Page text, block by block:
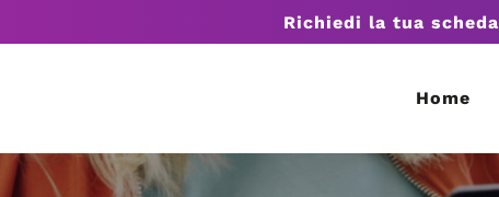
Richiedi la tua
Home